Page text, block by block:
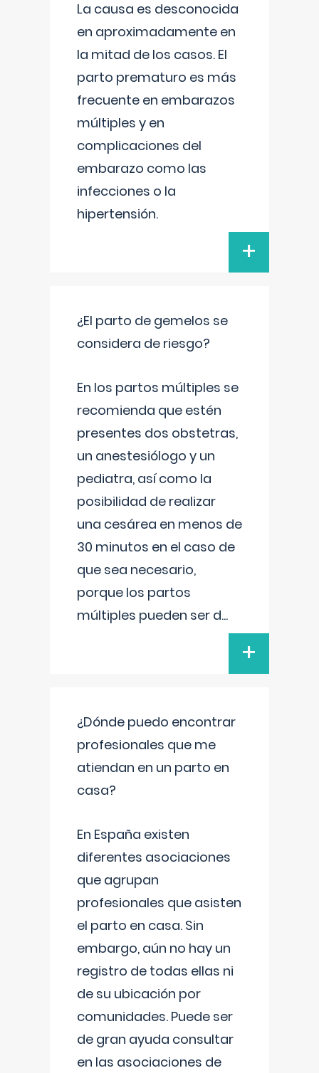
La causa es desconocida
en aproximadamente en
la mitad de los casos. El
parto prematuro es más
frecuente en embarazos
múltiples y en
complicaciones del
embarazo como las
infecciones o la
hipertensión.
+
¿El parto de gemelos se
considera de riesgo?
En los partos múltiples se
recomienda que estén
presentes dos obstetras,
un anestesiólogo y un
pediatra, así como la
posibilidad de realizar
una cesárea en menos de
30 minutos en el caso de
que sea necesario,
porque los partos
múltiples pueden ser d...
+
¿Dónde puedo encontrar
profesionales que me
atiendan en un parto en
casa?
En España existen
diferentes asociaciones
que agrupan
profesionales que asisten
el parto en casa. Sin
embargo, aún no hay un
registro de todas ellas ni
de su ubicación por
comunidades. Puede ser
de gran ayuda consultar
en las asociaciones de